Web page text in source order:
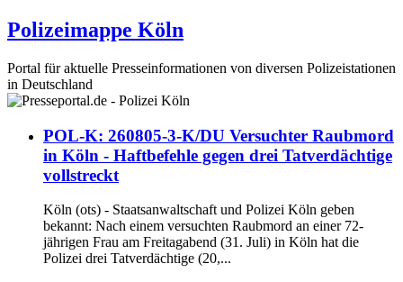
Polizeimappe Köln
Portal für aktuelle Presseinformationen von diversen Polizeistationen
in Deutschland
POL-K: 260805-3-K/DU Versuchter Raubmord
in Köln - Haftbefehle gegen drei Tatverdächtige
vollstreckt
Köln (ots) - Staatsanwaltschaft und Polizei Köln geben
bekannt: Nach einem versuchten Raubmord an einer 72-
jährigen Frau am Freitagabend (31. Juli) in Köln hat die
Polizei drei Tatverdächtige (20,...